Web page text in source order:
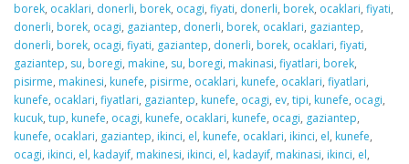
borek, ocaklari, donerli, borek, ocagi, fiyati, donerli, borek, ocaklari, fiyati,
donerli, borek, ocagi, gaziantep, donerli, borek, ocaklari, gaziantep,
donerli, borek, ocagi, fiyati, gaziantep, donerli, borek, ocaklari, fiyati,
gaziantep, su, boregi, makine, su, boregi, makinasi, fiyatlari, borek,
pisirme, makinesi, kunefe, pisirme, ocaklari, kunefe, ocaklari, fiyatlari,
kunefe, ocaklari, fiyatlari, gaziantep, kunefe, ocagi, ev, tipi, kunefe, ocagi,
kucuk, tup, kunefe, ocagi, kunefe, ocaklari, kunefe, ocagi, gaziantep,
kunefe, ocaklari, gaziantep, ikinci, el, kunefe, ocaklari, ikinci, el, kunefe,
ocagi, ikinci, el, kadayif, makinesi, ikinci, el, kadayif, makinasi, ikinci, el,